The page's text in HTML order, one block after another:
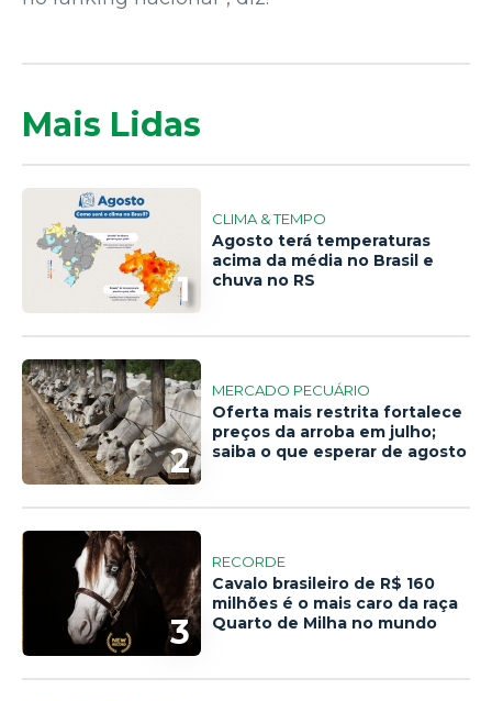
Mais Lidas
1
CLIMA & TEMPO
Agosto terá temperaturas
acima da média no Brasil e
chuva no RS
2
MERCADO PECUÁRIO
Oferta mais restrita fortalece
preços da arroba em julho;
saiba o que esperar de agosto
3
RECORDE
Cavalo brasileiro de R$ 160
milhões é o mais caro da raça
Quarto de Milha no mundo